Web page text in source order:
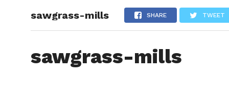
sawgrass-mills SHARE TWEET
sawgrass-mills